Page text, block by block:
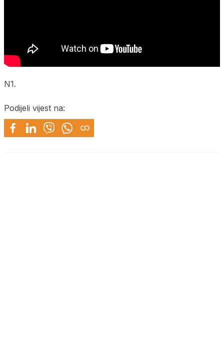
N1.
Podijeli vijest na: